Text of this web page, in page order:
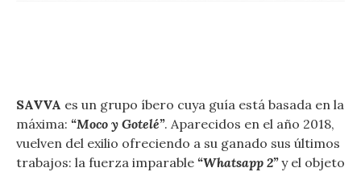
SAVVA es un grupo íbero cuya guía está basada en la
máxima: “Moco y Gotelé”. Aparecidos en el año 2018,
vuelven del exilio ofreciendo a su ganado sus últimos
trabajos: la fuerza imparable “Whatsapp 2”y el objeto